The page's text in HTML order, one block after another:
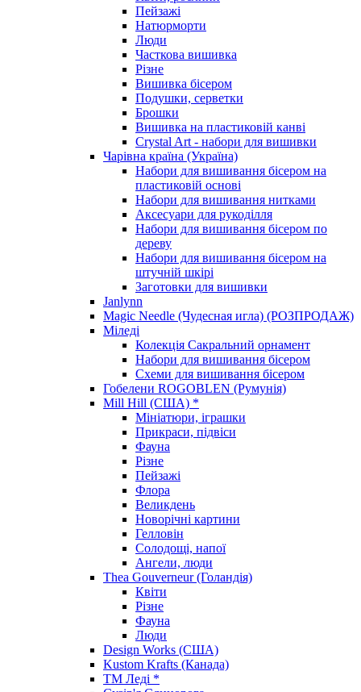
Пейзажі
Натюрморти
Люди
Часткова вишивка
Різне
Вишивка бісером
Подушки, серветки
Брошки
Вишивка на пластиковій канві
Crystal Art - набори для вишивки
Чарівна країна (Україна)
Набори для вишивання бісером на
пластиковій основі
Набори для вишивання нитками
Аксесуари для рукоділля
Набори для вишивання бісером по
дереву
Набори для вишивання бісером на
штучній шкірі
Заготовки для вишивки
Janlynn
Magic Needle (Чудесная игла) (РОЗПРОДАЖ)
Міледі
Колекція Сакральний орнамент
Набори для вишивання бісером
Схеми для вишивання бісером
Гобелени ROGOBLEN (Румунія)
Mill Hill (США) *
Мініатюри, іграшки
Прикраси, підвіси
Фауна
Різне
Пейзажі
Флора
Великдень
Новорічні картини
Гелловін
Солодощі, напої
Ангели, люди
Thea Gouverneur (Голандія)
Квіти
Різне
Фауна
Люди
Design Works (США)
Kustom Krafts (Канада)
ТМ Леді *